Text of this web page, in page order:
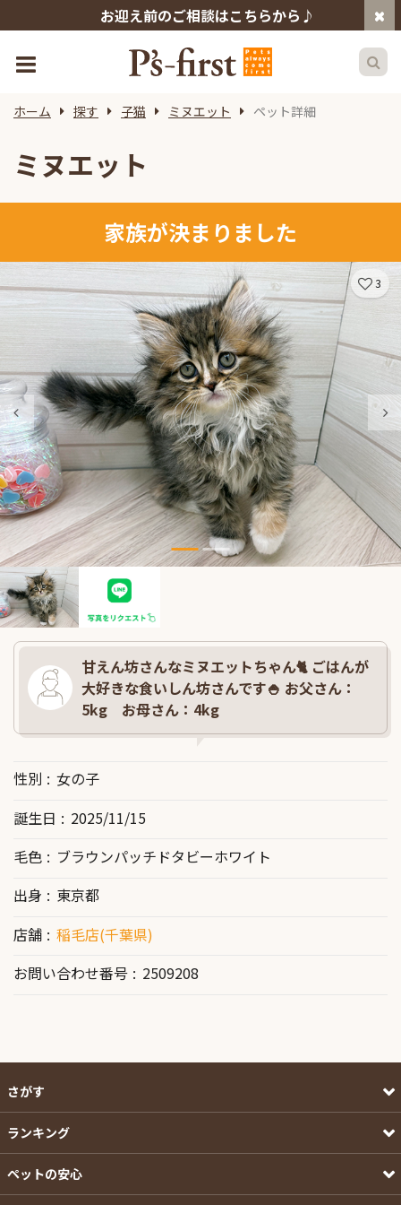
お迎え前のご相談はこちらから♪
ホーム 探す 子猫 ミヌエット ペット詳細
ミヌエット
家族が決まりました
3
甘えん坊さんなミヌエットちゃん🐈 ごはんが
大好きな食いしん坊さんです🍚 お父さん：
5kg お母さん：4kg
性別
女の子
誕生日
2025/11/15
毛色
ブラウンパッチドタビーホワイト
出身
東京都
店舗
稲毛店(千葉県)
お問い合わせ番号
2509208
さがす
ランキング
ペットの安心